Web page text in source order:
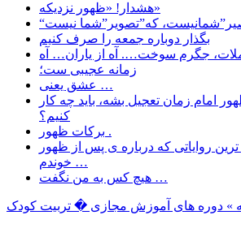
هشدار! «ظهور نزدیکه»
بگذار دوباره جمعه را صرف کنیم
زمانه عجیبی ست؛
عشق یعنی …
امام زمان تعجیل بشه، باید چه کار
کنیم؟
برکات ظهور .
روایاتی که درباره ی پس از ظهور
خوندم …
هیچ کس به من نگفت …
» دوره های آموزش مجازی � تربیت کودک